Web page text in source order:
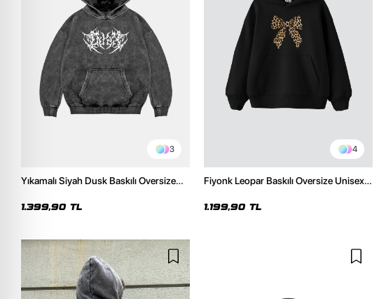
3
Yıkamalı Siyah Dusk Baskılı Oversize
1.399,90 TL
4
Fiyonk Leopar Baskılı Oversize Unisex
1.199,90 TL